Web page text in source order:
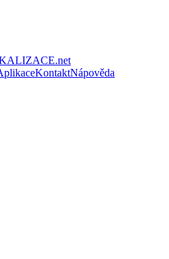
.net
KontaktNápověda